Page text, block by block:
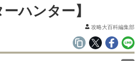
ハンター】
攻略大百科編集部